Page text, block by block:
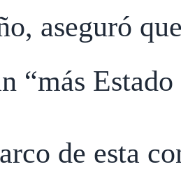
aseguró
“más
de esta